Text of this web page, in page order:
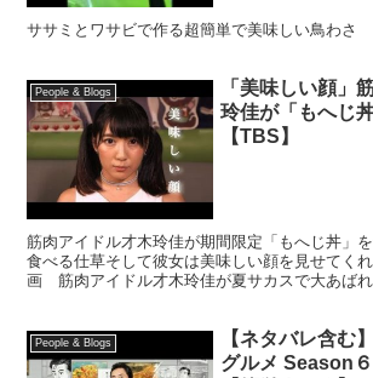
ササミとワサビで作る超簡単で美味しい鳥わさ
People & Blogs
「美味しい顔」
玲佳が「もへじ
【TBS】
筋肉アイドル才木玲佳が期間限定「もへじ丼」
食べる仕草そして彼女は美味しい顔を見せてく
画 筋肉アイドル才木玲佳が夏サカスで大あば
People & Blogs
【ネタバレ含む
グルメ Season